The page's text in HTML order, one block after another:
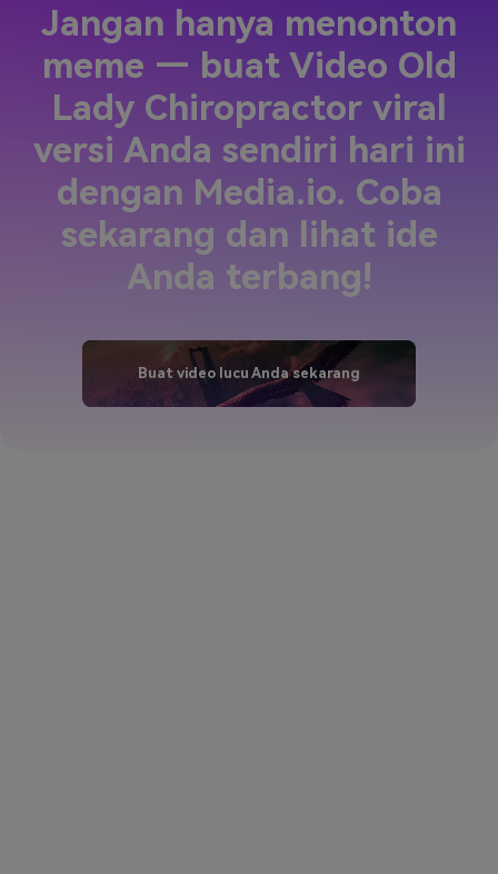
Jangan hanya menonton
meme — buat Video Old
Lady Chiropractor viral
versi Anda sendiri hari ini
dengan Media.io. Coba
sekarang dan lihat ide
Anda terbang!
Buat video lucu Anda sekarang